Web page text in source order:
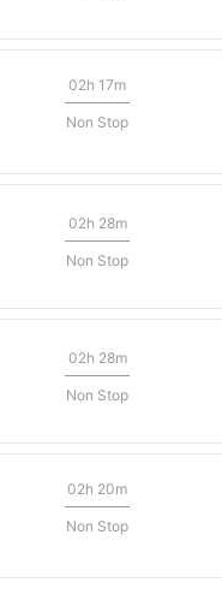
02h 17m
Non Stop
02h 28m
Non Stop
02h 28m
Non Stop
02h 20m
Non Stop